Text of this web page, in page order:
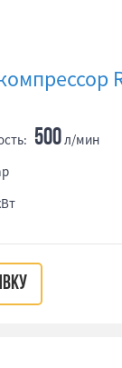
500л/мин